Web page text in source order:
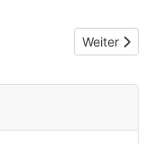
Nächster
Weiter